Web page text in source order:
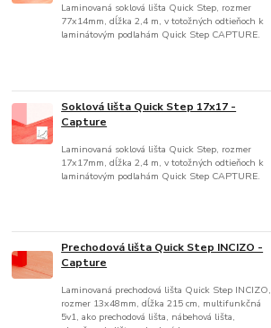
Laminovaná soklová lišta Quick Step, rozmer
77x14mm, dĺžka 2,4 m, v totožných odtieňoch k
laminátovým podlahám Quick Step CAPTURE.
Soklová lišta Quick Step 17x17 -
Capture
Laminovaná soklová lišta Quick Step, rozmer
17x17mm, dĺžka 2,4 m, v totožných odtieňoch k
laminátovým podlahám Quick Step CAPTURE.
Prechodová lišta Quick Step INCIZO -
Capture
Laminovaná prechodová lišta Quick Step INCIZO,
rozmer 13x48mm, dĺžka 215 cm, multifunkčná
5v1, ako prechodová lišta, nábehová lišta,